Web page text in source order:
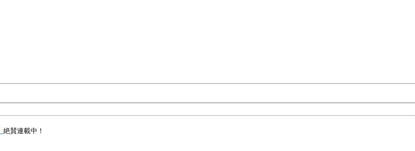
絶賛連載中！